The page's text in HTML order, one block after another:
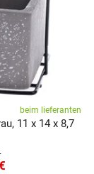
beim lieferanten
11 x 14 x 8,7